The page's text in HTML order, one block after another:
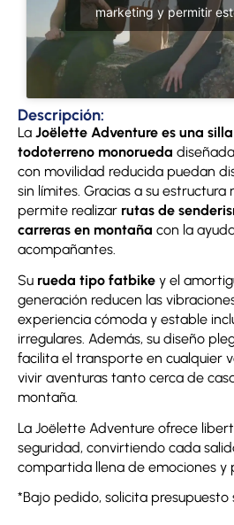
marketing y permitir
Descripción:
La Joëlette Adventure es una
todoterreno monorueda
con movilidad reducida puedan
sin límites. Gracias a su estructura
permite realizar rutas de
carreras en montaña con la
acompañantes.
Su rueda tipo fatbike y el
generación reducen las
experiencia cómoda y estable
irregulares. Además, su diseño
facilita el transporte en cualquier
vivir aventuras tanto cerca de
montaña.
La Joëlette Adventure ofrece
seguridad, convirtiendo cada
compartida llena de emociones y
*Bajo pedido, solicita presupuesto